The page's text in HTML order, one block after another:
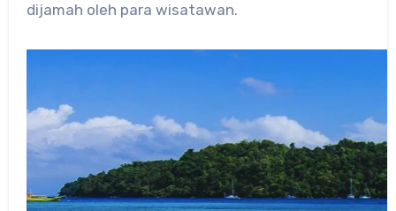
dijamah oleh para wisatawan.